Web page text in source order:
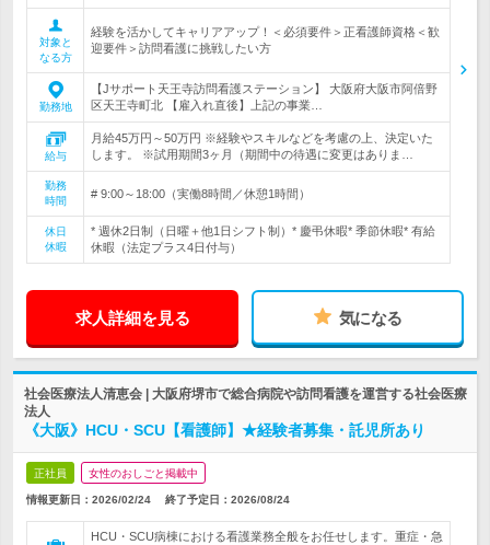
対象と
なる方
経験を活かしてキャリアアップ！＜必須要件＞正看護師資格＜歓
迎要件＞訪問看護に挑戦したい方
勤務地
【Jサポート天王寺訪問看護ステーション】 大阪府大阪市阿倍野
区天王寺町北 【雇入れ直後】上記の事業…
給与
月給45万円～50万円 ※経験やスキルなどを考慮の上、決定いた
します。 ※試用期間3ヶ月（期間中の待遇に変更はありま…
勤務
時間
# 9:00～18:00（実働8時間／休憩1時間）
休日
休暇
* 週休2日制（日曜＋他1日シフト制）* 慶弔休暇* 季節休暇* 有給
休暇（法定プラス4日付与）
求人詳細を見る 気になる
社会医療法人清恵会 | 大阪府堺市で総合病院や訪問看護を運営する社会医療
法人
《大阪》HCU・SCU【看護師】★経験者募集・託児所あり
正社員 女性のおしごと掲載中
情報更新日：2026/02/24 終了予定日： 2026/08/24
HCU・SCU病棟における看護業務全般をお任せします。重症・急